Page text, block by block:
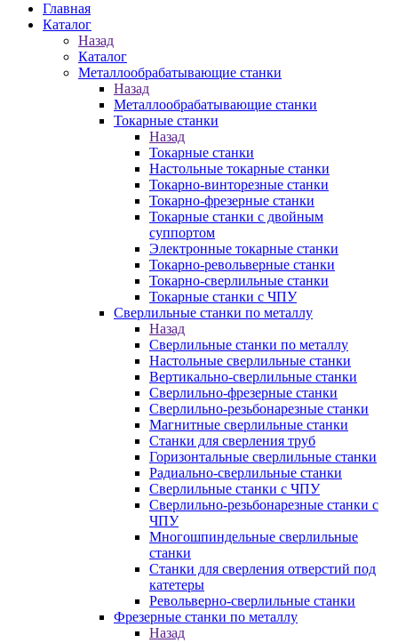
Главная
Каталог
Назад
Каталог
Металлообрабатывающие станки
Назад
Металлообрабатывающие станки
Токарные станки
Назад
Токарные станки
Настольные токарные станки
Токарно-винторезные станки
Токарно-фрезерные станки
Токарные станки с двойным
суппортом
Электронные токарные станки
Токарно-револьверные станки
Токарно-сверлильные станки
Токарные станки с ЧПУ
Сверлильные станки по металлу
Назад
Сверлильные станки по металлу
Настольные сверлильные станки
Вертикально-сверлильные станки
Сверлильно-фрезерные станки
Сверлильно-резьбонарезные станки
Магнитные сверлильные станки
Станки для сверления труб
Горизонтальные сверлильные станки
Радиально-сверлильные станки
Сверлильные станки с ЧПУ
Сверлильно-резьбонарезные станки с
ЧПУ
Многошпиндельные сверлильные
станки
Станки для сверления отверстий под
катетеры
Револьверно-сверлильные станки
Фрезерные станки по металлу
Назад